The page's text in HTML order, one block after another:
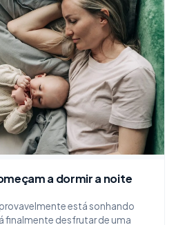
a dormir a noite
está sonhando
finalmente desfrutar de uma